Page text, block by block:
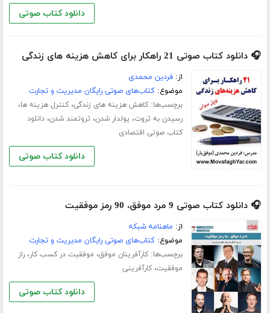
دانلود کتاب صوتی
🎧 دانلود کتاب صوتی 21 راهکار برای کاهش هزینه های زندگی
از:فردین محمدی
موضوع:کتاب‌های صوتی رایگان مدیریت و تجارت
برچسب‌ها:کاهش هزینه های زندگی،کنترل هزینه ها،
رسیدن به ثروت، پولدار شدن، ثروتمند شدن،دانلود
کتاب صوتی اقتصادی
دانلود کتاب صوتی
🎧 دانلود کتاب صوتی 9 مرد موفق، 90 رمز موفقیت
از: ماهنامه شبکه
موضوع:کتاب‌های صوتی رایگان مدیریت و تجارت
برچسب‌ها:کارآفرینان موفق، موفقیت در کسب کار،راز
موفقیت،کارآفرینی
دانلود کتاب صوتی